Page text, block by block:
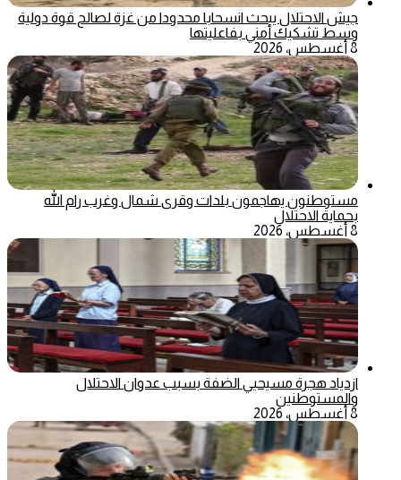
جيش الاحتلال يبحث انسحابا محدودا من غزة لصالح قوة دولية
وسط تشكيك أمني بفاعليتها
8 أغسطس، 2026
مستوطنون يهاجمون بلدات وقرى شمال وغرب رام الله
بحماية الاحتلال
8 أغسطس، 2026
ازدياد هجرة مسيحيي الضفة بسبب عدوان الاحتلال
والمستوطنين
8 أغسطس، 2026